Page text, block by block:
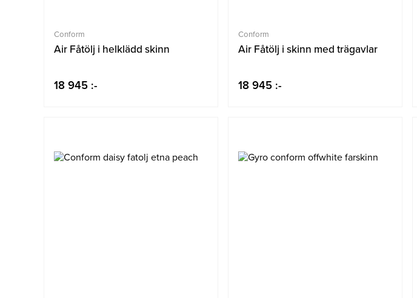
Conform
Air Fåtölj i helklädd skinn
18 945 :-
Conform
Air Fåtölj i skinn med trägavlar
18 945 :-